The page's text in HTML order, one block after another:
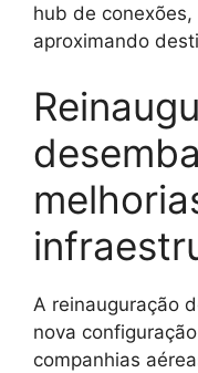
hub de
aproximando
A reinauguração
nova
companhias